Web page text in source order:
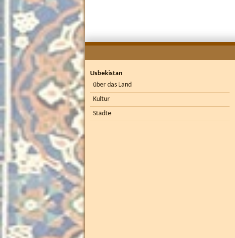
Usbekistan
über das Land
Kultur
Städte